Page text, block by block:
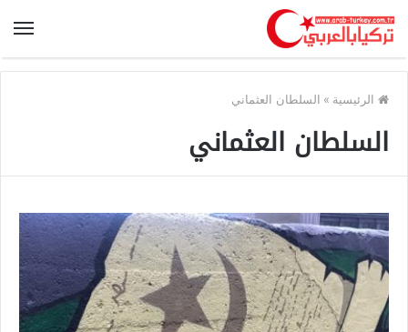
الرئيسية » السلطان العثماني
السلطان العثماني